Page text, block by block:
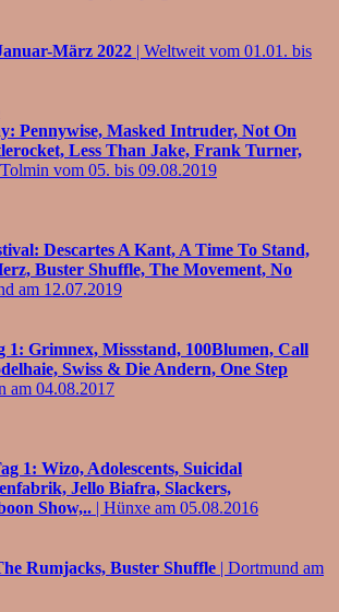
März 2022 | Weltweit vom 01.01. bis
Pennywise, Masked Intruder, Not On
Less Than Jake, Frank Turner,
vom 05. bis 09.08.2019
Descartes A Kant, A Time To Stand,
Buster Shuffle, The Movement, No
am 12.07.2019
1: Grimnex, Missstand, 100Blumen, Call
Swiss & Die Andern, One Step
am 04.08.2017
1: Wizo, Adolescents, Suicidal
Jello Biafra, Slackers,
Show,.. | Hünxe am 05.08.2016
Rumjacks, Buster Shuffle | Dortmund am